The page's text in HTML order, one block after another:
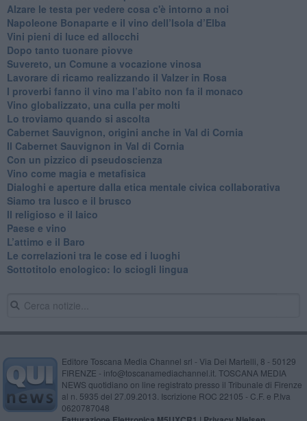
Alzare le testa per vedere cosa c'è intorno a noi
​Napoleone Bonaparte e il vino dell’Isola d’Elba
Vini pieni di luce ed allocchi
Dopo tanto tuonare piovve
Suvereto, un Comune a vocazione vinosa
Lavorare di ricamo realizzando il Valzer in Rosa
​I proverbi fanno il vino ma l’abito non fa il monaco
Vino globalizzato, una culla per molti
Lo troviamo quando si ascolta
Cabernet Sauvignon, origini anche in Val di Cornia
Il Cabernet Sauvignon in Val di Cornia
Con un pizzico di pseudoscienza
​Vino come magia e metafisica
Dialoghi e aperture dalla etica mentale civica collaborativa
Siamo tra lusco e il brusco
Il religioso e il laico
​Paese e vino
L’attimo e il Baro
Le correlazioni tra le cose ed i luoghi
​Sottotitolo enologico: lo sciogli lingua
Editore Toscana Media Channel srl - Via Dei Martelli, 8 - 50129
FIRENZE - info@toscanamediachannel.it. TOSCANA MEDIA
NEWS quotidiano on line registrato presso il Tribunale di Firenze
al n. 5935 del 27.09.2013. Iscrizione ROC 22105 - C.F. e P.Iva
0620787048